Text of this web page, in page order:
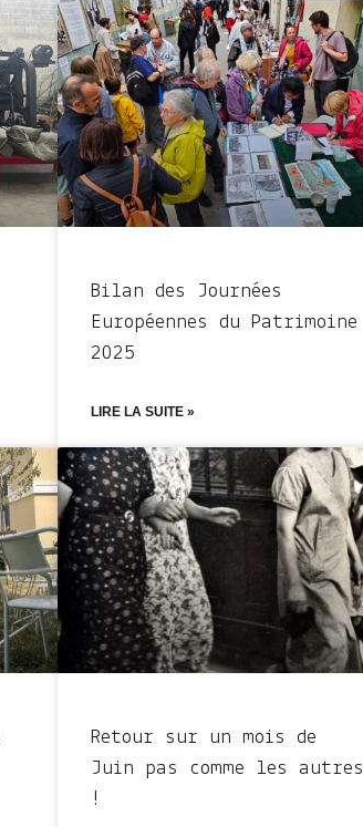
Bilan des Journées
Européennes du Patrimoine
2025
LIRE LA SUITE »
Retour sur un mois de
Juin pas comme les autres
!